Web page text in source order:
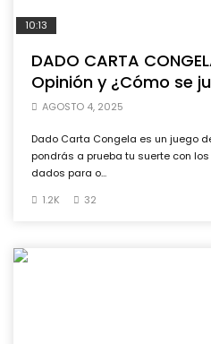
10:13
DADO CARTA
Opinión y ¿Cómo se
AGOSTO 4, 2025
Dado Carta Congela es un juego
pondrás a prueba tu suerte con
dados para o...
1.2K
32